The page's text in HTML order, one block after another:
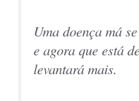
Uma doença má
e agora que está
levantará mais.